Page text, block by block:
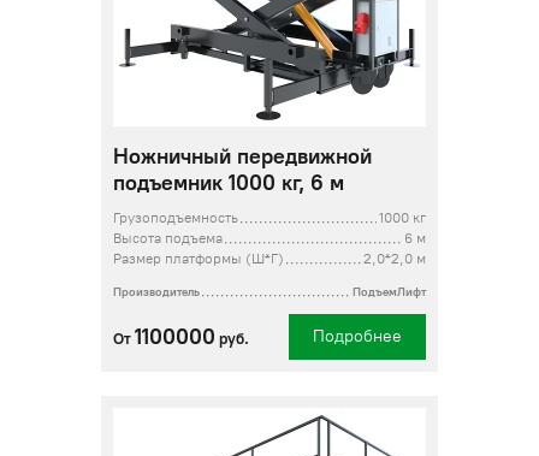
Ножничный передвижной
подъемник 1000 кг, 6 м
Грузоподъемность
1000 кг
Высота подъема
6 м
Размер платформы (Ш*Г)
2,0*2,0 м
Производитель ПодъемЛифт
От 1100000 руб. Подробнее